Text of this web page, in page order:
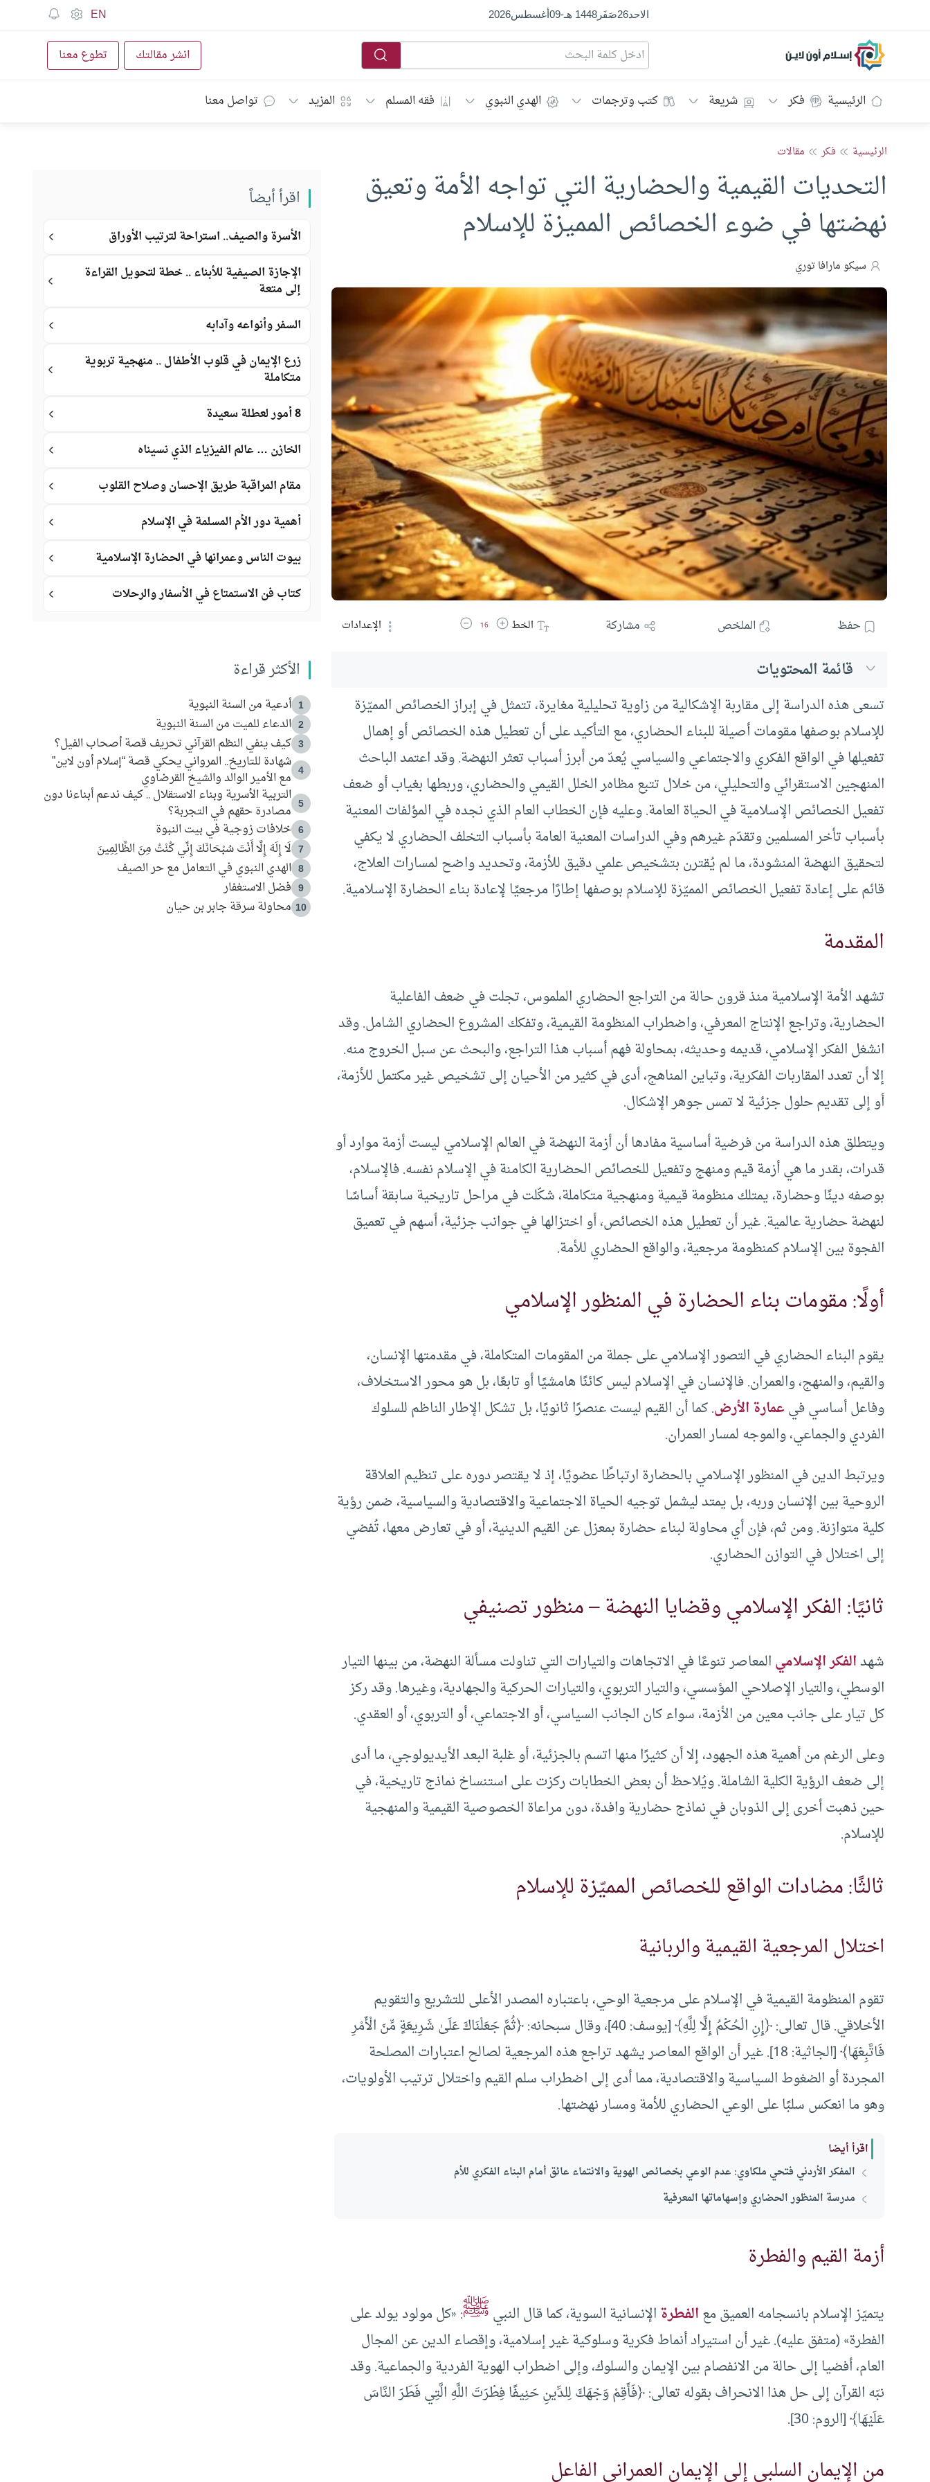
الاحد26صَفَر1448 هـ -
09أغسطس2026
EN
إسلام أون لاين انشر مقالتك تطوع معنا
الرئيسية فكر شريعة كتب وترجمات الهدي النبوي فقه المسلم المزيد تواصل معنا
الرئيسية فكر مقالات
التحديات القيمية والحضارية التي تواجه الأمة وتعيق
نهضتها في ضوء الخصائص المميزة للإسلام
سيكو مارافا توري
حفظ الملخص مشاركة الخطزيادة حجم الخط
16 تقليل حجم الخط الإعدادات
قائمة المحتويات
تسعى هذه الدراسة إلى مقاربة الإشكالية من زاوية تحليلية مغايرة، تتمثل في إبراز الخصائص المميّزة
للإسلام بوصفها مقومات أصيلة للبناء الحضاري، مع التأكيد على أن تعطيل هذه الخصائص أو إهمال
تفعيلها في الواقع الفكري والاجتماعي والسياسي يُعدّ من أبرز أسباب تعثر النهضة. وقد اعتمد الباحث
المنهجين الاستقرائي والتحليلي، من خلال تتبع مظاهر الخلل القيمي والحضاري، وربطها بغياب أو ضعف
تفعيل الخصائص الإسلامية في الحياة العامة. وعليه فإن الخطاب العام الذي نجده في المؤلفات المعنية
بأسباب تأخر المسلمين وتقدّم غيرهم وفي الدراسات المعنية العامة بأسباب التخلف الحضاري لا يكفي
لتحقيق النهضة المنشودة، ما لم يُقترن بتشخيص علمي دقيق للأزمة، وتحديد واضح لمسارات العلاج،
قائم على إعادة تفعيل الخصائص المميّزة للإسلام بوصفها إطارًا مرجعيًا لإعادة بناء الحضارة الإسلامية.
المقدمة
تشهد الأمة الإسلامية منذ قرون حالة من التراجع الحضاري الملموس، تجلت في ضعف الفاعلية
الحضارية، وتراجع الإنتاج المعرفي، واضطراب المنظومة القيمية، وتفكك المشروع الحضاري الشامل. وقد
انشغل الفكر الإسلامي، قديمه وحديثه، بمحاولة فهم أسباب هذا التراجع، والبحث عن سبل الخروج منه.
إلا أن تعدد المقاربات الفكرية، وتباين المناهج، أدى في كثير من الأحيان إلى تشخيص غير مكتمل للأزمة،
أو إلى تقديم حلول جزئية لا تمس جوهر الإشكال.
ويتطلق هذه الدراسة من فرضية أساسية مفادها أن أزمة النهضة في العالم الإسلامي ليست أزمة موارد أو
قدرات، بقدر ما هي أزمة قيم ومنهج وتفعيل للخصائص الحضارية الكامنة في الإسلام نفسه. فالإسلام،
بوصفه دينًا وحضارة، يمتلك منظومة قيمية ومنهجية متكاملة، شكّلت في مراحل تاريخية سابقة أساسًا
لنهضة حضارية عالمية. غير أن تعطيل هذه الخصائص، أو اختزالها في جوانب جزئية، أسهم في تعميق
الفجوة بين الإسلام كمنظومة مرجعية، والواقع الحضاري للأمة.
أولًا: مقومات بناء الحضارة في المنظور الإسلامي
يقوم البناء الحضاري في التصور الإسلامي على جملة من المقومات المتكاملة، في مقدمتها الإنسان،
والقيم، والمنهج، والعمران. فالإنسان في الإسلام ليس كائنًا هامشيًا أو تابعًا، بل هو محور الاستخلاف،
وفاعل أساسي فيعمارة الأرض. كما أن القيم ليست عنصرًا ثانويًا، بل تشكل الإطار الناظم للسلوك
الفردي والجماعي، والموجه لمسار العمران.
ويرتبط الدين في المنظور الإسلامي بالحضارة ارتباطًا عضويًا، إذ لا يقتصر دوره على تنظيم العلاقة
الروحية بين الإنسان وربه، بل يمتد ليشمل توجيه الحياة الاجتماعية والاقتصادية والسياسية، ضمن رؤية
كلية متوازنة. ومن ثم، فإن أي محاولة لبناء حضارة بمعزل عن القيم الدينية، أو في تعارض معها، تُفضي
إلى اختلال في التوازن الحضاري.
ثانيًا: الفكر الإسلامي وقضايا النهضة – منظور تصنيفي
شهدالفكر الإسلاميالمعاصر تنوعًا في الاتجاهات والتيارات التي تناولت مسألة النهضة، من بينها التيار
الوسطي، والتيار الإصلاحي المؤسسي، والتيار التربوي، والتيارات الحركية والجهادية، وغيرها. وقد ركز
كل تيار على جانب معين من الأزمة، سواء كان الجانب السياسي، أو الاجتماعي، أو التربوي، أو العقدي.
وعلى الرغم من أهمية هذه الجهود، إلا أن كثيرًا منها اتسم بالجزئية، أو غلبة البعد الأيديولوجي، ما أدى
إلى ضعف الرؤية الكلية الشاملة. ويُلاحظ أن بعض الخطابات ركزت على استنساخ نماذج تاريخية، في
حين ذهبت أخرى إلى الذوبان في نماذج حضارية وافدة، دون مراعاة الخصوصية القيمية والمنهجية
للإسلام.
ثالثًا: مضادات الواقع للخصائص المميّزة للإسلام
اختلال المرجعية القيمية والربانية
تقوم المنظومة القيمية في الإسلام على مرجعية الوحي، باعتباره المصدر الأعلى للتشريع والتقويم
الأخلاقي. قال تعالى: ﴿إِنِ الْحُكْمُ إِلَّا لِلَّهِ﴾ [يوسف: 40]، وقال سبحانه: ﴿ثُمَّ جَعَلْنَاكَ عَلَىٰ شَرِيعَةٍ مِّنَ الْأَمْرِ
فَاتَّبِعْهَا﴾ [الجاثية: 18]. غير أن الواقع المعاصر يشهد تراجع هذه المرجعية لصالح اعتبارات المصلحة
المجردة أو الضغوط السياسية والاقتصادية، مما أدى إلى اضطراب سلم القيم واختلال ترتيب الأولويات،
وهو ما انعكس سلبًا على الوعي الحضاري للأمة ومسار نهضتها.
اقرأ أيضا
المفكر الأردني فتحي ملكاوي: عدم الوعي بخصائص الهوية والانتماء عائق أمام البناء الفكري للأم
مدرسة المنظور الحضاري وإسهاماتها المعرفية
أزمة القيم والفطرة
يتميّز الإسلام بانسجامه العميق معالفطرةالإنسانية السوية، كما قال النبيﷺ: «كل مولود يولد على
الفطرة» (متفق عليه). غير أن استيراد أنماط فكرية وسلوكية غير إسلامية، وإقصاء الدين عن المجال
العام، أفضيا إلى حالة من الانفصام بين الإيمان والسلوك، وإلى اضطراب الهوية الفردية والجماعية. وقد
نبّه القرآن إلى حل هذا الانحراف بقوله تعالى: ﴿فَأَقِمْ وَجْهَكَ لِلدِّينِ حَنِيفًا فِطْرَتَ اللَّهِ الَّتِي فَطَرَ النَّاسَ
عَلَيْهَا﴾ [الروم: 30].
من الإيمان السلبي إلى الإيمان العمراني الفاعل
اقرأ أيضاً
الأسرة والصيف.. استراحة لترتيب الأوراق
الإجازة الصيفية للأبناء .. خطة لتحويل القراءة
إلى متعة
السفر وأنواعه وآدابه
زرع الإيمان في قلوب الأطفال .. منهجية تربوية
متكاملة
8 أمور لعطلة سعيدة
الخازن … عالم الفيزياء الذي نسيناه
مقام المراقبة طريق الإحسان وصلاح القلوب
أهمية دور الأم المسلمة في الإسلام
بيوت الناس وعمرانها في الحضارة الإسلامية
كتاب فن الاستمتاع في الأسفار والرحلات
الأكثر قراءة
1 أدعية من السنة النبوية
2 الدعاء للميت من السنة النبوية
3 كيف ينفي النظم القرآني تحريف قصة أصحاب الفيل؟
4
شهادة للتاريخ.. المرواني يحكي قصة “إسلام أون لاين”
مع الأمير الوالد والشيخ القرضاوي
5
التربية الأسرية وبناء الاستقلال .. كيف ندعم أبناءنا دون
مصادرة حقهم في التجربة؟
6 خلافات زوجية في بيت النبوة
7 لَا إِلَهَ إِلَّا أَنْتَ سُبْحَانَكَ إِنِّي كُنْتُ مِنَ الظَّالِمِينَ
8 الهدي النبوي في التعامل مع حر الصيف
9 فضل الاستغفار
10 محاولة سرقة جابر بن حيان